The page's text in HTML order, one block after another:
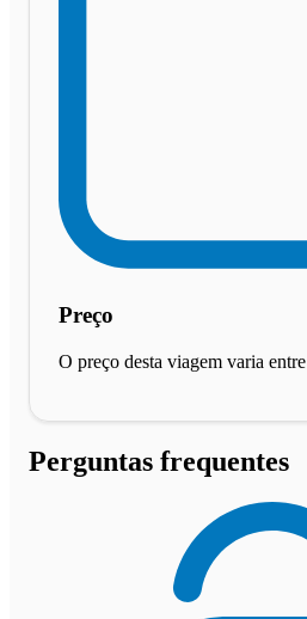
Preço
O preço desta viagem varia entre
Perguntas frequentes